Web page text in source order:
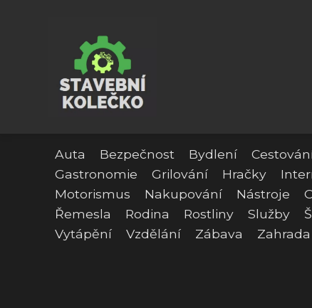
Auta Bezpečnost Bydlení
Gastronomie
Grilování Hračky
Motorismus
Nakupování Nástroje
Řemesla
Rodina Rostliny Služby
Vytápění
Vzdělání Zábava Zahrada